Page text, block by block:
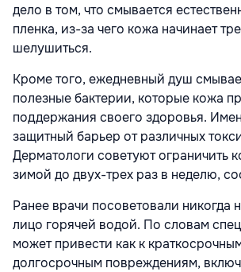
дело в том, что смывается
пленка, из-за чего кожа начинает
шелушиться.
Кроме того, ежедневный душ
полезные бактерии, которые кожа
поддержания своего здоровья.
защитный барьер от различных
Дерматологи советуют ограничить
зимой до двух-трех раз в неделю,
Ранее врачи посоветовали никогда
лицо горячей водой. По словам
может привести как к
долгосрочным повреждениям,